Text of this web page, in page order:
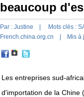
beaucoup
Par : Justine | Mots clés :
French.china.org.cn | Mis à
Les entreprises sud-
d'importation de la Chine